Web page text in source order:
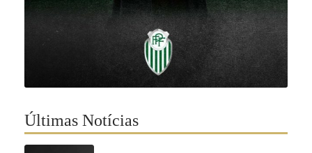
Últimas Notícias